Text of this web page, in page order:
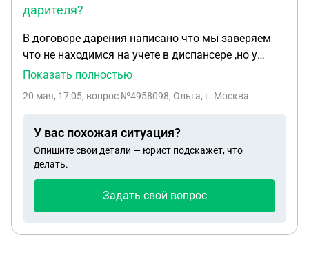
дарителя?
В договоре дарения написано что мы заверяем
что не находимся на учете в диспансере ,но у
дарителя есть группа 3 от психодиспансера
регистрацию в Реесте ,нотариус говорит что
Показать полностью
20 мая, 17:05, вопрос №4958098, Ольга, г. Москва
У вас похожая ситуация?
Опишите свои детали — юрист подскажет, что
делать.
Задать свой вопрос